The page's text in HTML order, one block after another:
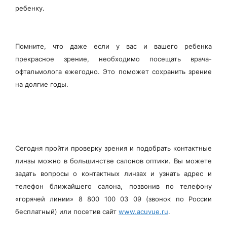
ребенку.
Помните, что даже если у вас и вашего ребенка
прекрасное зрение, необходимо посещать врача-
офтальмолога ежегодно. Это поможет сохранить зрение
на долгие годы.
Сегодня пройти проверку зрения и подобрать контактные
линзы можно в большинстве салонов оптики. Вы можете
задать вопросы о контактных линзах и узнать адрес и
телефон ближайшего салона, позвонив по телефону
«горячей линии» 8 800 100 03 09 (звонок по России
бесплатный) или посетив сайт www.acuvue.ru.